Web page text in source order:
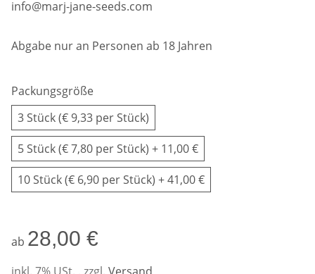
info@marj-jane-seeds.com
Abgabe nur an Personen ab 18 Jahren
Packungsgröße
3 Stück (€ 9,33 per Stück)
5 Stück (€ 7,80 per Stück) + 11,00 €
10 Stück (€ 6,90 per Stück) + 41,00 €
ab 28,00 €
inkl. 7% USt. , zzgl. Versand